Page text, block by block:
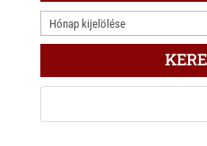
3.000
ÍRÁS